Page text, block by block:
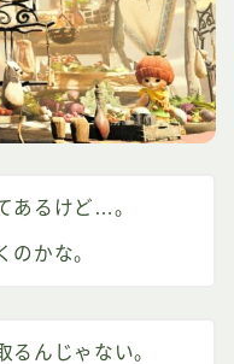
あるけど…。
のかな。
るんじゃない。